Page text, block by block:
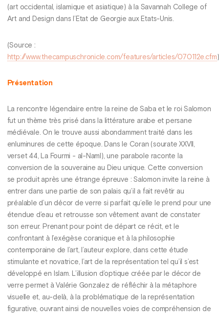
(art occidental, islamique et asiatique) à la Savannah College of
Art and Design dans l’Etat de Georgie aux Etats-Unis.
(Source :
http://www.thecampuschronicle.com/features/articles/070112e.cfm )
Présentation
La rencontre légendaire entre la reine de Saba et le roi Salomon
fut un thème très prisé dans la littérature arabe et persane
médiévale. On le trouve aussi abondamment traité dans les
enluminures de cette époque. Dans le Coran (sourate XXVII,
verset 44, La Fourmi - al-Naml), une parabole raconte la
conversion de la souveraine au Dieu unique. Cette conversion
se produit après une étrange épreuve : Salomon invite la reine à
entrer dans une partie de son palais qu’il a fait revêtir au
préalable d’un décor de verre si parfait qu’elle le prend pour une
étendue d’eau et retrousse son vêtement avant de constater
son erreur. Prenant pour point de départ ce récit, et le
confrontant à l’exégèse coranique et à la philosophie
contemporaine de l’art, l’auteur explore, dans cette étude
stimulante et novatrice, l’art de la représentation tel qu’il s’est
développé en Islam. L’illusion d’optique créée par le décor de
verre permet à Valérie Gonzalez de réfléchir à la métaphore
visuelle et, au-delà, à la problématique de la représentation
figurative, ouvrant ainsi de nouvelles voies de compréhension de